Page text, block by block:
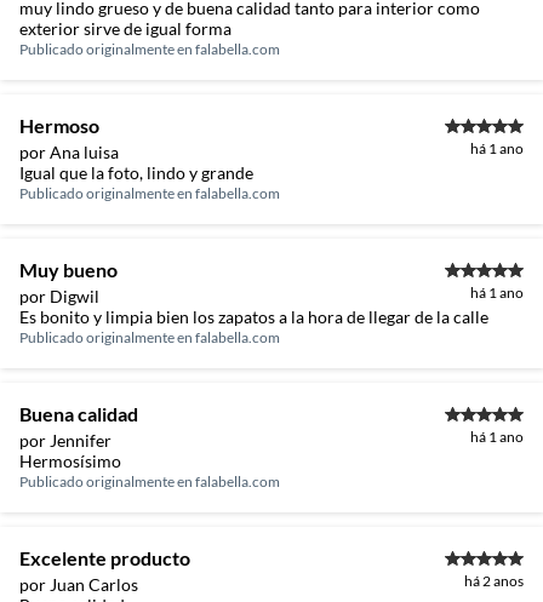
muy lindo grueso y de buena calidad tanto para interior como
exterior sirve de igual forma
Publicado originalmente en falabella.com
Hermoso
por Ana luisa há 1 ano
Igual que la foto, lindo y grande
Publicado originalmente en falabella.com
Muy bueno
por Digwil há 1 ano
Es bonito y limpia bien los zapatos a la hora de llegar de la calle
Publicado originalmente en falabella.com
Buena calidad
por Jennifer há 1 ano
Hermosísimo
Publicado originalmente en falabella.com
Excelente producto
por Juan Carlos há 2 anos